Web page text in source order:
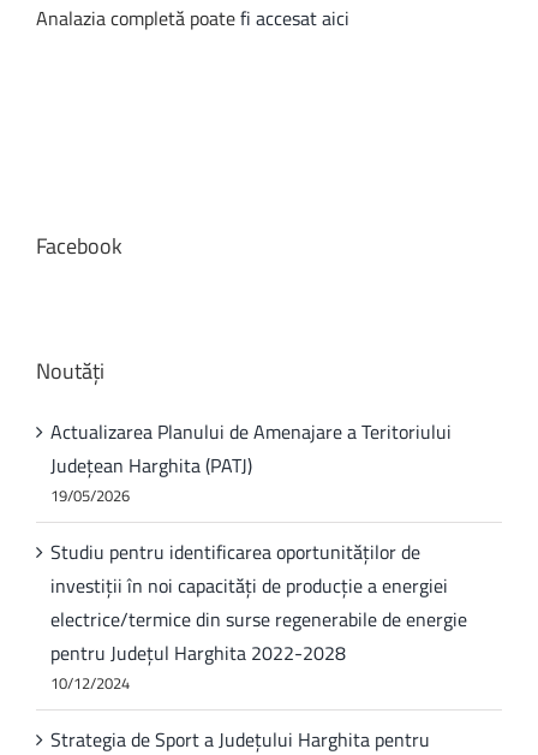
Analazia completă poatefi accesat aici
Facebook
Noutăți
Actualizarea Planului de Amenajare a Teritoriului
Județean Harghita (PATJ)
19/05/2026
Studiu pentru identificarea oportunităților de
investiții în noi capacități de producție a energiei
electrice/termice din surse regenerabile de energie
pentru Județul Harghita 2022-2028
10/12/2024
Strategia de Sport a Județului Harghita pentru